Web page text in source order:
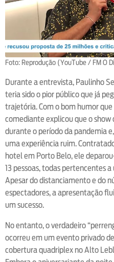
Foto: Reprodução (YouTube / FM O
Durante a entrevista, Paulinho
teria sido o pior público que já
trajetória. Com o bom humor
comediante explicou que o
durante o período da pandemia
uma experiência ruim.
hotel em Porto Belo, ele
13 pessoas, todas pertencentes
Apesar do distanciamento e do
espectadores, a apresentação
um sucesso.
No entanto, o verdadeiro
ocorreu em um evento privado
cobertura quadriplex no Alto